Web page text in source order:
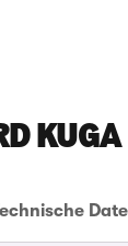
KUGA